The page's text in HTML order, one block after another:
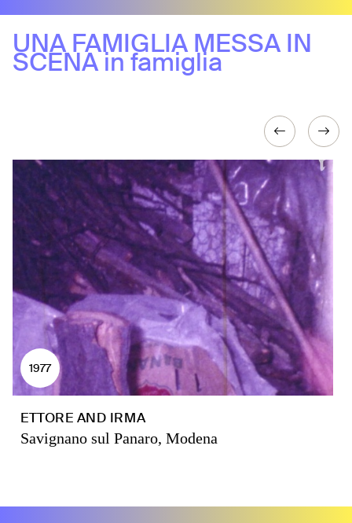
UNA FAMIGLIA MESSA IN
SCENA in famiglia
1977
ETTORE AND IRMA
Savignano sul Panaro, Modena